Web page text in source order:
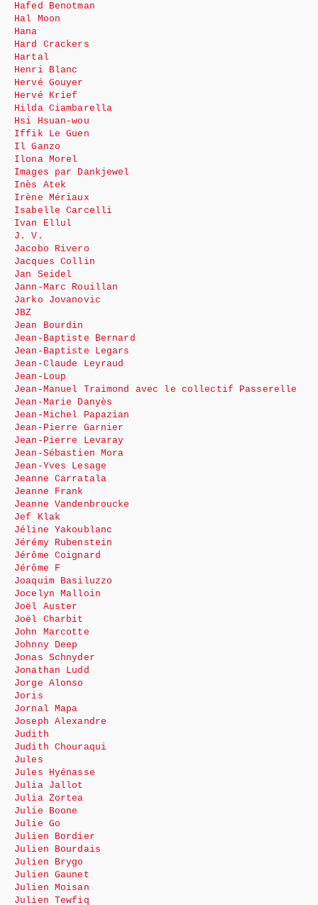
Hafed Benotman
Hal Moon
Hana
Hard Crackers
Hartal
Henri Blanc
Hervé Gouyer
Hervé Krief
Hilda Ciambarella
Hsi Hsuan-wou
Iffik Le Guen
Il Ganzo
Ilona Morel
Images par Dankjewel
Inès Atek
Irène Mériaux
Isabelle Carcelli
Ivan Ellul
J. V.
Jacobo Rivero
Jacques Collin
Jan Seidel
Jann-Marc Rouillan
Jarko Jovanovic
JBZ
Jean Bourdin
Jean-Baptiste Bernard
Jean-Baptiste Legars
Jean-Claude Leyraud
Jean-Loup
Jean-Manuel Traimond avec le collectif Passerelle
Jean-Marie Danyès
Jean-Michel Papazian
Jean-Pierre Garnier
Jean-Pierre Levaray
Jean-Sébastien Mora
Jean-Yves Lesage
Jeanne Carratala
Jeanne Frank
Jeanne Vandenbroucke
Jef Klak
Jéline Yakoublanc
Jérémy Rubenstein
Jérôme Coignard
Jérôme F
Joaquim Basiluzzo
Jocelyn Malloin
Joël Auster
Joël Charbit
John Marcotte
Johnny Deep
Jonas Schnyder
Jonathan Ludd
Jorge Alonso
Joris
Jornal Mapa
Joseph Alexandre
Judith
Judith Chouraqui
Jules
Jules Hyénasse
Julia Jallot
Julia Zortea
Julie Boone
Julie Go
Julien Bordier
Julien Bourdais
Julien Brygo
Julien Gaunet
Julien Moisan
Julien Tewfiq